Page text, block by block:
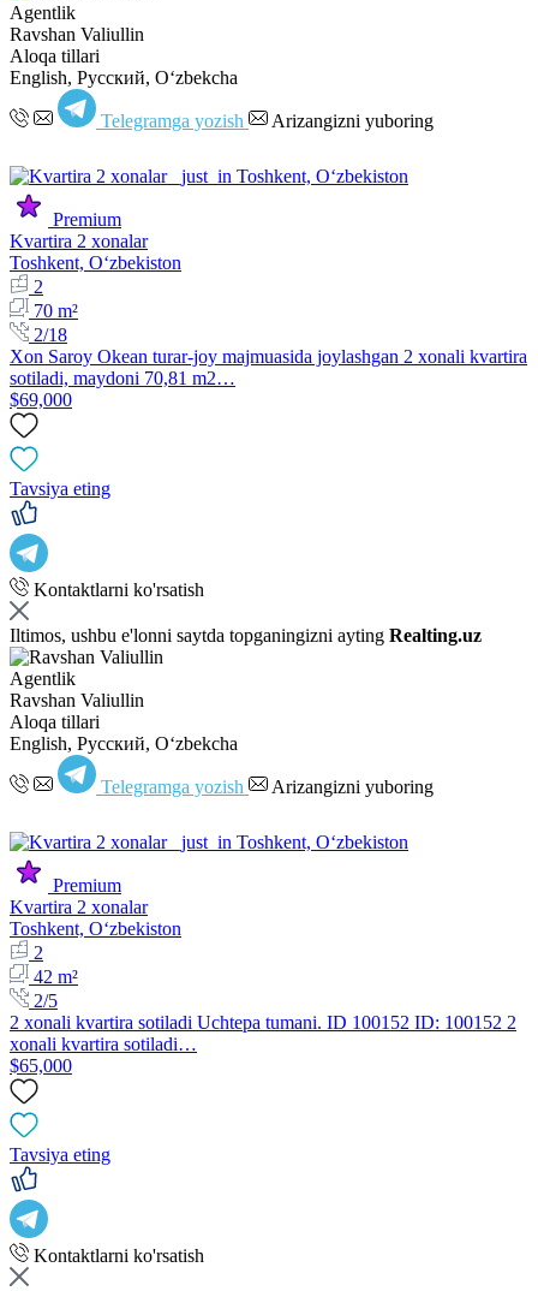
Agentlik
Ravshan Valiullin
Aloqa tillari
English, Русский, Oʻzbekcha
Telegramga yozish Arizangizni yuboring
Premium
Kvartira 2 xonalar
Toshkent, Oʻzbekiston
2
70 m²
2/18
Xon Saroy Okean turar-joy majmuasida joylashgan 2 xonali kvartira
sotiladi, maydoni 70,81 m2…
$69,000
Tavsiya eting
Kontaktlarni ko'rsatish
Iltimos, ushbu e'lonni saytda topganingizni ayting Realting.uz
Agentlik
Ravshan Valiullin
Aloqa tillari
English, Русский, Oʻzbekcha
Telegramga yozish Arizangizni yuboring
Premium
Kvartira 2 xonalar
Toshkent, Oʻzbekiston
2
42 m²
2/5
2 xonali kvartira sotiladi Uchtepa tumani. ID 100152 ID: 100152 2
xonali kvartira sotiladi…
$65,000
Tavsiya eting
Kontaktlarni ko'rsatish